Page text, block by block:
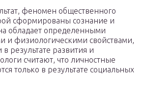
феномен общественного
сформированы сознание и
обладает определенными
и физиологическими свойствами,
результате развития и
считают, что личностные
только в результате социальных